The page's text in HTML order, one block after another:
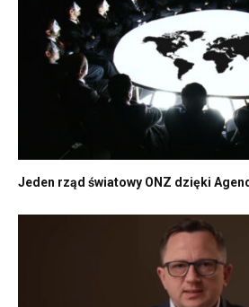
Jeden rząd światowy ONZ dzięki